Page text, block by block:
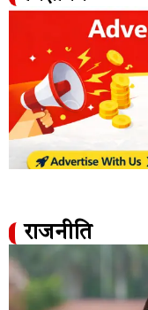
राजनीति